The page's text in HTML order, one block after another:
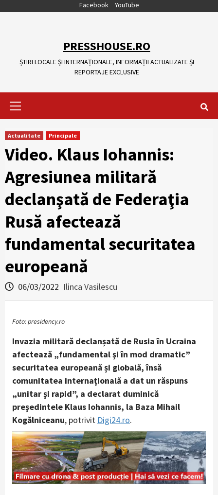
Facebook YouTube
PRESSHOUSE.RO
ȘTIRI LOCALE ȘI INTERNAȚIONALE, INFORMAȚII ACTUALIZATE ȘI
REPORTAJE EXCLUSIVE
Actualitate Principale
Video. Klaus Iohannis:
Agresiunea militară
declanşată de Federaţia
Rusă afectează
fundamental securitatea
europeană
06/03/2022 Ilinca Vasilescu
Foto: presidency.ro
Invazia militară declanșată de Rusia în Ucraina
afectează „fundamental şi în mod dramatic”
securitatea europeană și globală, însă
comunitatea internaţională a dat un răspuns
„unitar şi rapid”, a declarat duminică
preşedintele Klaus Iohannis, la Baza Mihail
Kogălniceanu, potrivit Digi24.ro.